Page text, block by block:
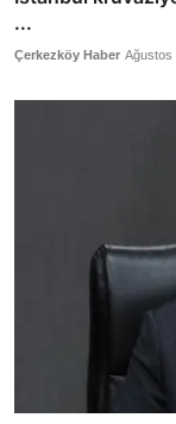
...
Çerkezköy Haber Ağustos